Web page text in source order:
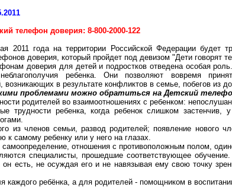
телефон доверия: 8-800-2000-122
2011 года на территории Российской Федерации будет
доверия, который пройдет под девизом "Дети говорят
доверия для детей и подростков отведена особая
ребенка. Они позволяют вовремя
возникающих в результате конфликтов в семье, побегов из
проблемами можно обратиться на Детский
родителей во взаимоотношениях с ребенком:
трудности ребенка, когда ребенок слишком
из членов семьи, развод родителей; появление нового
к самому ребенку или у него на глазах.
самоопределение, отношения с противоположным полом,
специалисты, прошедшие соответствующее
есть, не осуждая его и не навязывая ему свою точку
каждого ребёнка, а для родителей - помощником в